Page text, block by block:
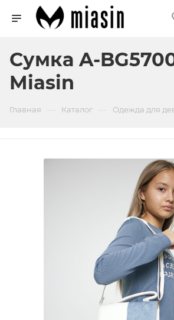
Сумка A-
Miasin
Главная Каталог Одежда для